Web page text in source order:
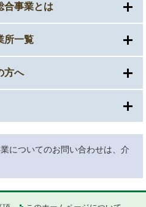
合事業とは
所一覧
方へ
についてのお問い合わせは、介